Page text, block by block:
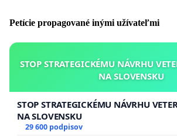
Petície propagované inými užívateľmi
STOP STRATEGICKÉMU NÁVRHU
NA SLOVENSKU
STOP STRATEGICKÉMU NÁVRHU
NA SLOVENSKU
29 600 podpisov